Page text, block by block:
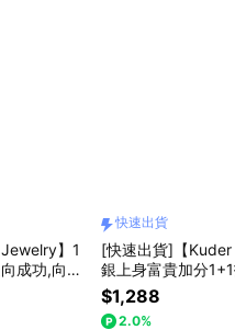
】1
成功,向上
擺件一對
符一件
快速出貨
[快速出貨]【
銀上身富貴加分
鍊黃金組『LINE禮
$1,288
2.0%